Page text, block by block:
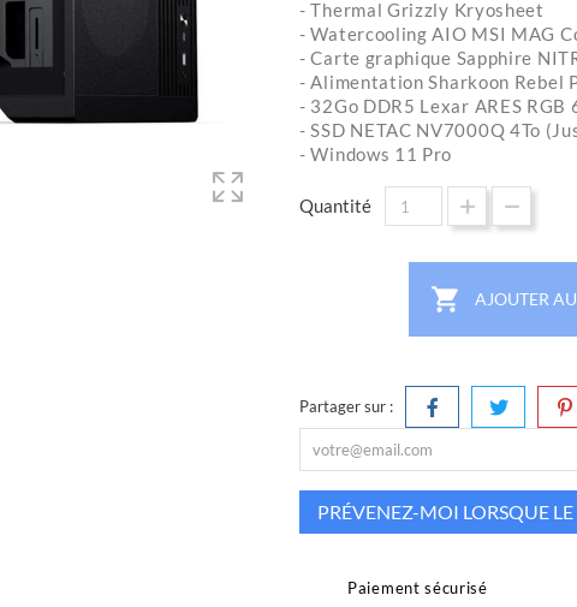
- Thermal Grizzly Kryosheet
- Watercooling AIO MSI MAG
- Carte graphique Sapphire
- Alimentation Sharkoon Rebel
- 32Go DDR5 Lexar ARES
- SSD NETAC NV7000Q 4To
- Windows 11 Pro
Quantité
 AJOUTER
Partager sur :
PRÉVENEZ-MOI LORSQUE
Paiement sécurisé